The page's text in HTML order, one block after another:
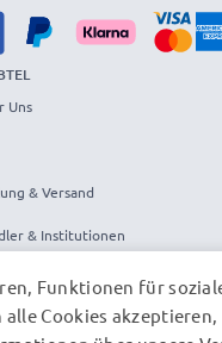
Uns
& Versand
& Institutionen
Funktionen für
Cookies